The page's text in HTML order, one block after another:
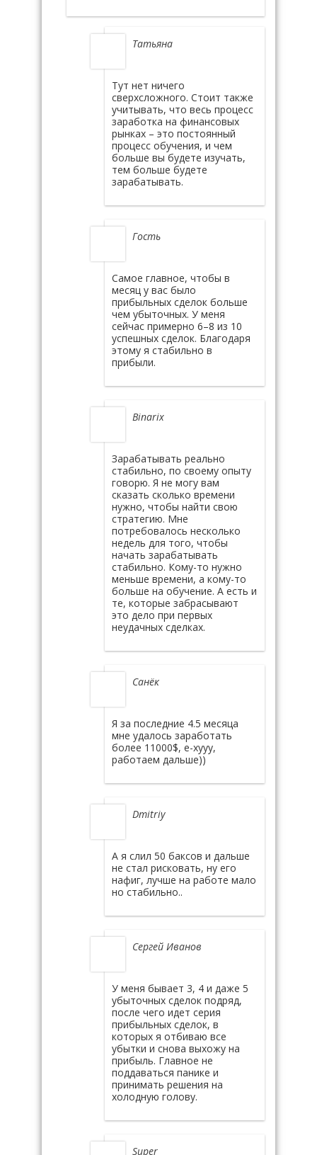
Татьяна
Тут нет ничего
сверхсложного. Стоит также
учитывать, что весь процесс
заработка на финансовых
рынках – это постоянный
процесс обучения, и чем
больше вы будете изучать,
тем больше будете
зарабатывать.
Гость
Самое главное, чтобы в
месяц у вас было
прибыльных сделок больше
чем убыточных. У меня
сейчас примерно 6–8 из 10
успешных сделок. Благодаря
этому я стабильно в
прибыли.
Binarix
Зарабатывать реально
стабильно, по своему опыту
говорю. Я не могу вам
сказать сколько времени
нужно, чтобы найти свою
стратегию. Мне
потребовалось несколько
недель для того, чтобы
начать зарабатывать
стабильно. Кому-то нужно
меньше времени, а кому-то
больше на обучение. А есть и
те, которые забрасывают
это дело при первых
неудачных сделках.
Санёк
Я за последние 4.5 месяца
мне удалось заработать
более 11000$, е-хууу,
работаем дальше))
Dmitriy
А я слил 50 баксов и дальше
не стал рисковать, ну его
нафиг, лучше на работе мало
но стабильно..
Сергей Иванов
У меня бывает 3, 4 и даже 5
убыточных сделок подряд,
после чего идет серия
прибыльных сделок, в
которых я отбиваю все
убытки и снова выхожу на
прибыль. Главное не
поддаваться панике и
принимать решения на
холодную голову.
Super